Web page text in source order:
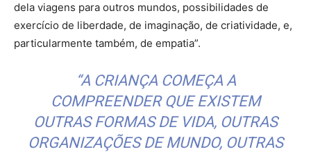
dela viagens para outros mundos, possibilidades de
exercício de liberdade, de imaginação, de criatividade, e,
particularmente também, de empatia”.
“A CRIANÇA COMEÇA A
COMPREENDER QUE EXISTEM
OUTRAS FORMAS DE VIDA, OUTRAS
ORGANIZAÇÕES DE MUNDO, OUTRAS